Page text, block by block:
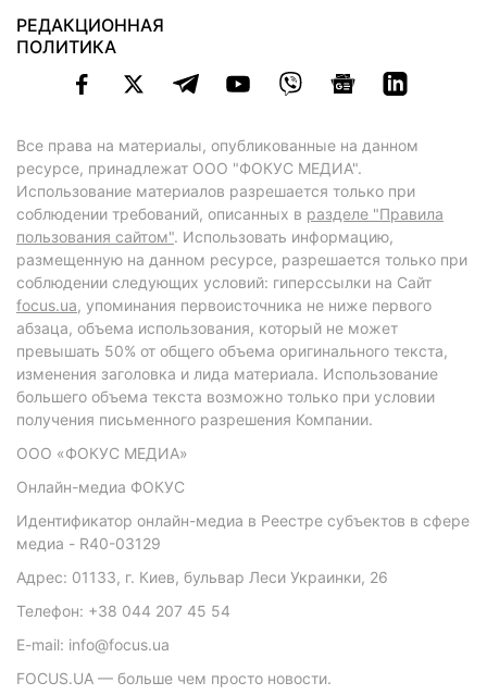
РЕДАКЦИОННАЯ
ПОЛИТИКА
Все права на материалы, опубликованные на данном
ресурсе, принадлежат ООО "ФОКУС МЕДИА".
Использование материалов разрешается только при
соблюдении требований, описанных в разделе "Правила
пользования сайтом". Использовать информацию,
размещенную на данном ресурсе, разрешается только при
соблюдении следующих условий: гиперссылки на Сайт
focus.ua, упоминания первоисточника не ниже первого
абзаца, объема использования, который не может
превышать 50% от общего объема оригинального текста,
изменения заголовка и лида материала. Использование
большего объема текста возможно только при условии
получения письменного разрешения Компании.
ООО «ФОКУС МЕДИА»
Онлайн-медиа ФОКУС
Идентификатор онлайн-медиа в Реестре субъектов в сфере
медиа - R40-03129
Адрес: 01133, г. Киев, бульвар Леси Украинки, 26
Телефон: +38 044 207 45 54
E-mail: info@focus.ua
FOCUS.UA — больше чем просто новости.